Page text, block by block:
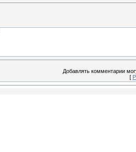
Добавлять комментарии
[